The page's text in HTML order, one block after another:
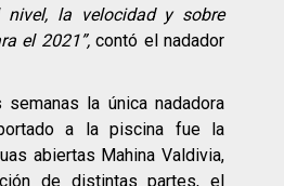
nivel, la velocidad y sobre
el 2021”,contó el nadador
la única nadadora
a la piscina fue la
abiertas Mahina Valdivia,
de distintas partes, el